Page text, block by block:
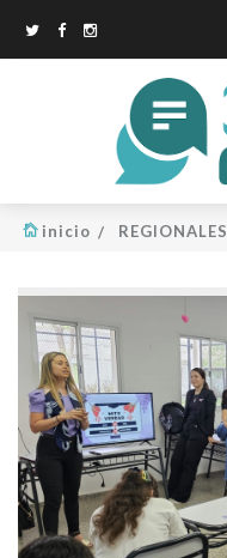
inicio REGIONALES